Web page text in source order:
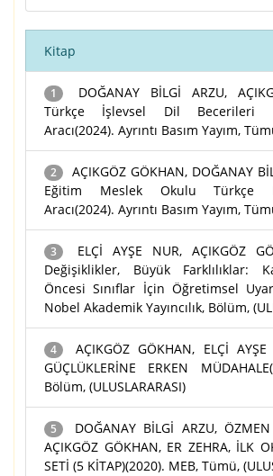
Kitap
1
DOĞANAY BİLGİ ARZU,
Türkçe İşlevsel Dil Becerileri
Aracı(2024). Ayrıntı Basım Yayım,
2
AÇIKGÖZ GÖKHAN, DOĞANAY
Eğitim Meslek Okulu Türkçe
Aracı(2024). Ayrıntı Basım Yayım,
3
ELÇİ AYŞE NUR, AÇIKGÖZ
Değişiklikler, Büyük Farklılıklar:
Öncesi Sınıflar İçin Öğretimsel
Nobel Akademik Yayıncılık, Bölüm,
4
AÇIKGÖZ GÖKHAN, ELÇİ
GÜÇLÜKLERİNE ERKEN
Bölüm, (ULUSLARARASI)
5
DOĞANAY BİLGİ ARZU,
AÇIKGÖZ GÖKHAN, ER ZEHRA, İLK
SETİ (5 KİTAP)(2020). MEB, Tümü,